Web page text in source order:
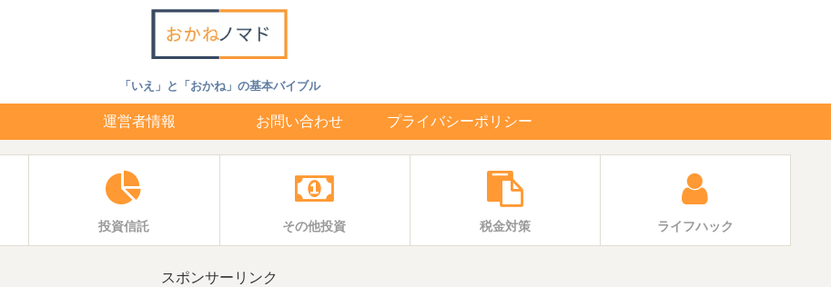
「いえ」と「おかね」の基本バイブル
運営者情報 お問い合わせ プライバシーポリシー
投資信託 その他投資 税金対策 ライフハック
スポンサーリンク